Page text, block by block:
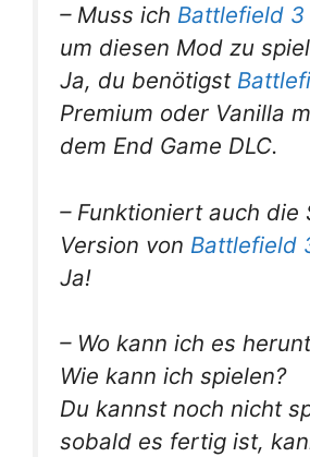
– Muss ich Battlefield 3
um diesen Mod zu
Ja, du benötigst
Premium oder Vanilla
dem End Game DLC.
– Funktioniert auch die
Version von Battlefield
Ja!
– Wo kann ich es
Wie kann ich spielen?
Du kannst noch nicht
sobald es fertig ist,